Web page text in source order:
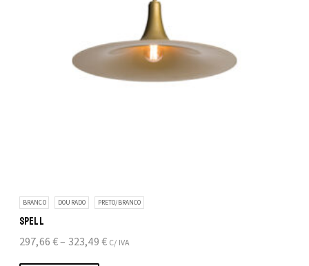
page
BRANCO DOURADO PRETO/BRANCO
SPELL
297,66€– 323,49 €Price
C/ IVA